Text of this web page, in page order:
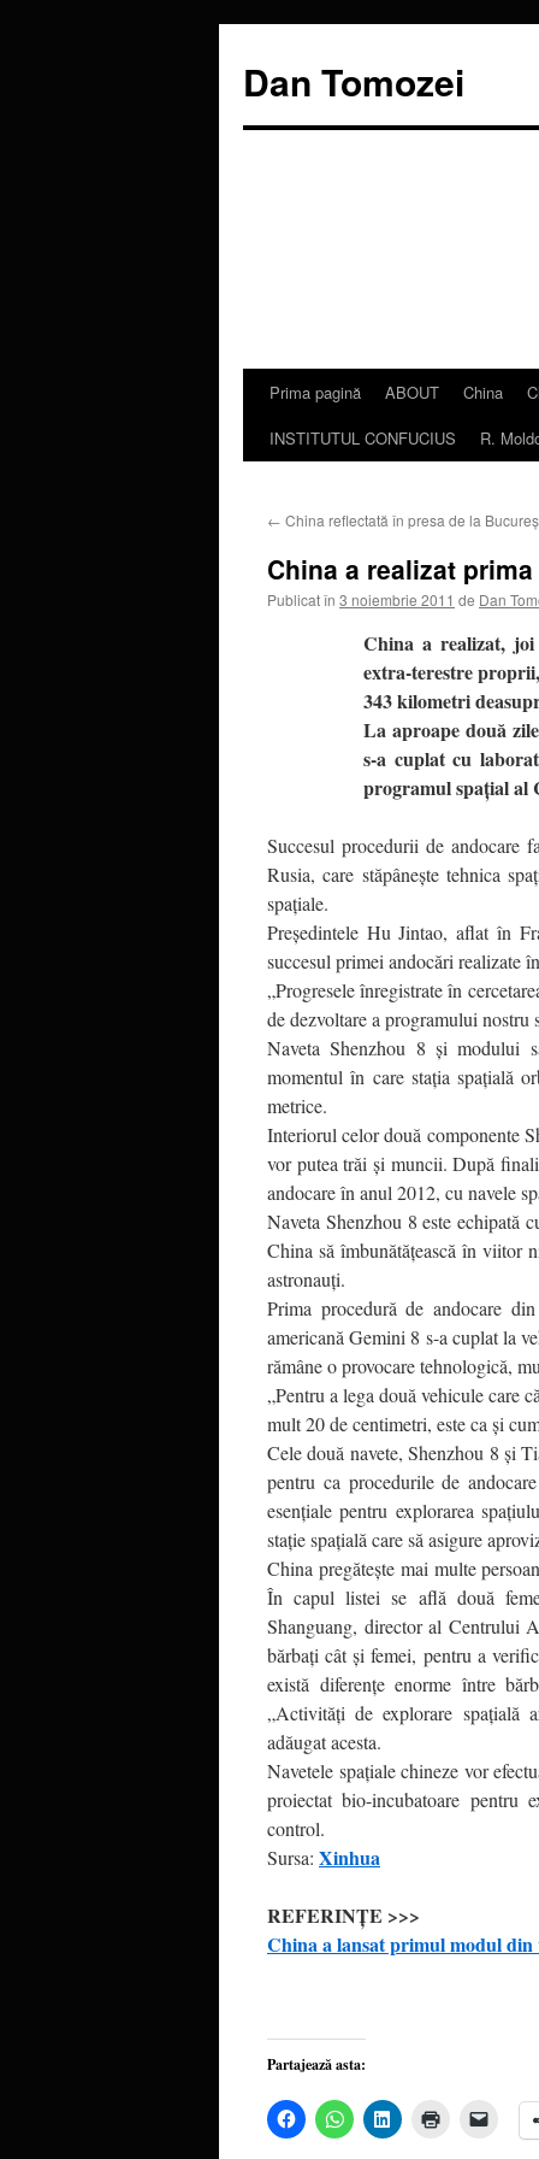
Dan Tomozei
SariPrima pagină ABOUT China
INSTITUTUL CONFUCIUS
R.
← China reflectată în presa de la
China a realizat
Publicat în 3 noiembrie 2011 de Dan
China a realizat,
extra-terestre
343 kilometri
La aproape două
s-a cuplat cu
programul spaţial al
Succesul procedurii de andocare
Rusia, care stăpâneşte tehnica
spaţiale.
Preşedintele Hu Jintao, aflat în
succesul primei andocări realizate
„Progresele înregistrate în
de dezvoltare a programului nostru
Naveta Shenzhou 8 şi modului
momentul în care staţia spaţială
metrice.
Interiorul celor două componente
vor putea trăi şi muncii. După
andocare în anul 2012, cu navele
Naveta Shenzhou 8 este echipată
China să îmbunătăţească în viitor
astronauţi.
Prima procedură de andocare
americană Gemini 8 s-a cuplat la
rămâne o provocare tehnologică,
„Pentru a lega două vehicule care
mult 20 de centimetri, este ca şi
Cele două navete, Shenzhou 8 şi
pentru ca procedurile de
esenţiale pentru explorarea
staţie spaţială care să asigure
China pregăteşte mai multe
În capul listei se află două
Shanguang, director al Centrului
bărbaţi cât şi femei, pentru a
există diferenţe enorme între
„Activităţi de explorare spaţială
adăugat acesta.
Navetele spaţiale chineze vor
proiectat bio-incubatoare pentru
control.
Sursa: Xinhua
REFERINŢE >>>
China a lansat primul modul
Partajează asta:
Dă
clic
Dă
clic
Dă
clic
pentru